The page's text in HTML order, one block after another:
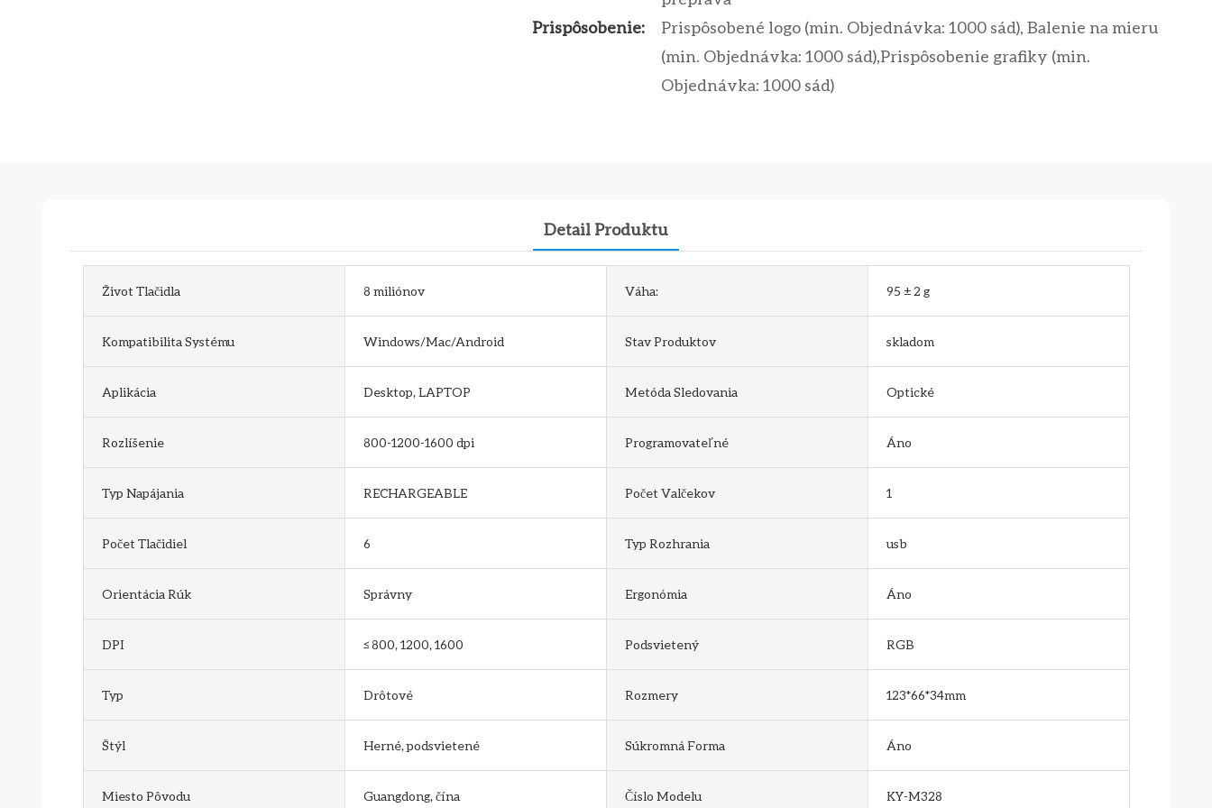
Prispôsobenie:
Prispôsobené logo (min. Objednávka: 1000 sád), Balenie na mieru
(min. Objednávka: 1000 sád),Prispôsobenie grafiky (min.
Objednávka: 1000 sád)
Detail Produktu
Život Tlačidla 8 miliónov Váha: 95 ± 2 g
Kompatibilita Systému Windows/Mac/Android Stav Produktov skladom
Aplikácia Desktop, LAPTOP Metóda Sledovania Optické
Rozlíšenie 800-1200-1600 dpi Programovateľné Áno
Typ Napájania RECHARGEABLE Počet Valčekov 1
Počet Tlačidiel 6 Typ Rozhrania usb
Orientácia Rúk Správny Ergonómia Áno
DPI ≤ 800, 1200, 1600 Podsvietený RGB
Typ Drôtové Rozmery 123*66*34mm
Štýl Herné, podsvietené Súkromná Forma Áno
Miesto Pôvodu Guangdong, čína Číslo Modelu KY-M328